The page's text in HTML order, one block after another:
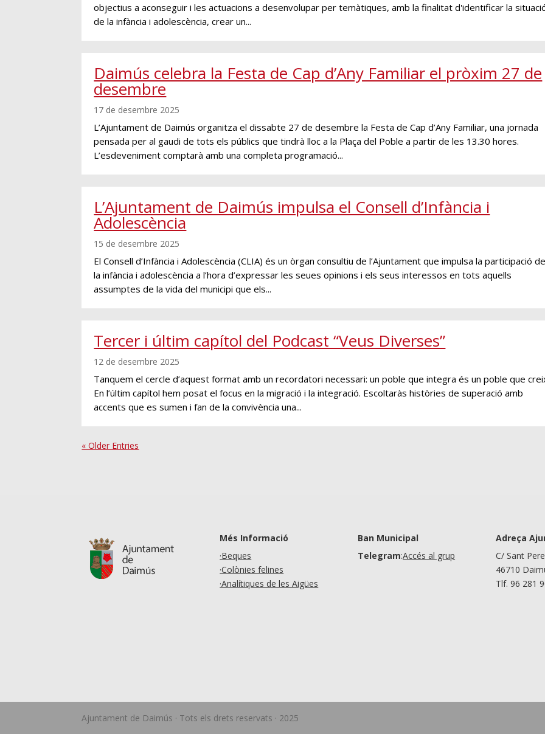
objectius a aconseguir i les actuacions a desenvolupar per temàtiques, amb la finalitat d'identificar la
de la infància i adolescència, crear un...
Daimús celebra la Festa de Cap d’Any Familiar el pròxim 27 de
desembre
17 de desembre 2025
L’Ajuntament de Daimús organitza el dissabte 27 de desembre la Festa de Cap d’Any Familiar, una jornada
pensada per al gaudi de tots els públics que tindrà lloc a la Plaça del Poble a partir de les 13.30 hores.
L’esdeveniment comptarà amb una completa programació...
L’Ajuntament de Daimús impulsa el Consell d’Infància i
Adolescència
15 de desembre 2025
El Consell d’Infància i Adolescència (CLIA) és un òrgan consultiu de l’Ajuntament que impulsa la participació
la infància i adolescència a l’hora d’expressar les seues opinions i els seus interessos en tots aquells
assumptes de la vida del municipi que els...
Tercer i últim capítol del Podcast “Veus Diverses”
12 de desembre 2025
Tanquem el cercle d’aquest format amb un recordatori necessari: un poble que integra és un poble que
En l’últim capítol hem posat el focus en la migració i la integració. Escoltaràs històries de superació amb
accents que es sumen i fan de la convivència una...
« Older Entries
Més Informació
·Beques
·Colònies felines
·Analítiques de les Aigües
Ban Municipal
Telegram:Accés al grup
Adreça
C/ Sant
46710
Tlf. 96 281
Ajuntament de Daimús · Tots els drets reservats · 2025